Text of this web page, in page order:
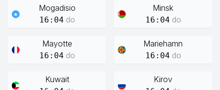
Mogadisio
16:04 do
Minsk
16:04 do
Mayotte
16:04 do
Mariehamn
16:04 do
Kuwait Kirov